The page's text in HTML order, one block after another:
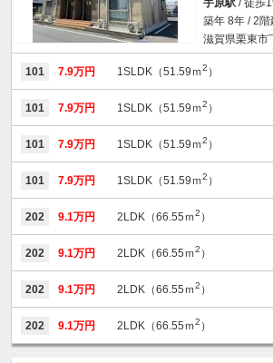
手原駅 / 徒歩
築年 8年 / 2階
滋賀県栗東市
101 7.9万円 1SLDK（51.59ｍ2 ）
101 7.9万円 1SLDK（51.59ｍ2 ）
101 7.9万円 1SLDK（51.59ｍ2 ）
101 7.9万円 1SLDK（51.59ｍ2 ）
202 9.1万円 2LDK（66.55ｍ2 ）
202 9.1万円 2LDK（66.55ｍ2 ）
202 9.1万円 2LDK（66.55ｍ2 ）
202 9.1万円 2LDK（66.55ｍ2 ）